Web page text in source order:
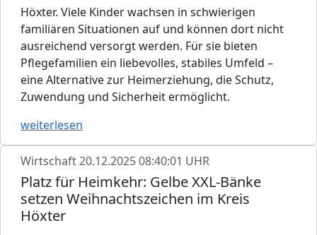
Höxter. Viele Kinder wachsen in schwierigen
familiären Situationen auf und können dort nicht
ausreichend versorgt werden. Für sie bieten
Pflegefamilien ein liebevolles, stabiles Umfeld –
eine Alternative zur Heimerziehung, die Schutz,
Zuwendung und Sicherheit ermöglicht.
weiterlesen
Wirtschaft20.12.2025 08:40:01 UHR
Platz für Heimkehr: Gelbe XXL-Bänke
setzen Weihnachtszeichen im Kreis
Höxter